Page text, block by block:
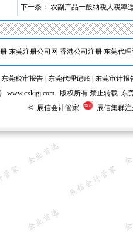
下一条： 农副产品一般纳税人税率
东莞注册公司网 香港公司注册 东莞代
东莞税审报告| 东莞代理记账| 东莞审计报
www.cxkjgj.com 版权所有 禁止转载 东
© 辰信会计管家
辰信集群